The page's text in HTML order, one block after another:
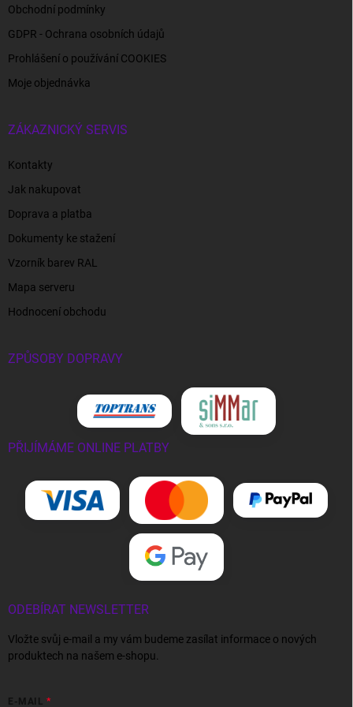
Obchodní podmínky
GDPR - Ochrana osobních údajů
Prohlášení o používání COOKIES
Moje objednávka
ZÁKAZNICKÝ SERVIS
Kontakty
Jak nakupovat
Doprava a platba
Dokumenty ke stažení
Vzorník barev RAL
Mapa serveru
Hodnocení obchodu
ZPŮSOBY DOPRAVY
PŘIJÍMÁME ONLINE PLATBY
ODEBÍRAT NEWSLETTER
Vložte svůj e-mail a my vám budeme zasílat informace o nových
produktech na našem e-shopu.
E-MAIL